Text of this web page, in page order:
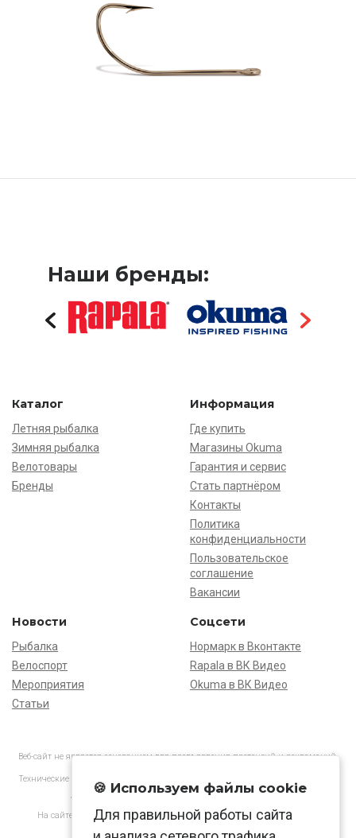
Наши бренды:
Каталог
Летняя рыбалка
Зимняя рыбалка
Велотовары
Бренды
Информация
Где купить
Магазины Okuma
Гарантия и сервис
Стать партнёром
Контакты
Политика
конфиденциальности
Пользовательское
соглашение
Вакансии
Новости
Рыбалка
Велоспорт
Мероприятия
Статьи
Соцсети
Нормарк в Вконтакте
Rapala в ВК Видео
Okuma в ВК Видео
Веб-сайт не является основанием для предъявления претензий и рекламаций,
Технические характеристики товаров могут отличаться от указанных на сайте.
АО «Нормарк» ИНН 7728172512 ОГРН 1037739603505
На сайте применяютсярекомендательные технологиив соответствии
🍪 Используем файлы cookie
Для правильной работы сайта